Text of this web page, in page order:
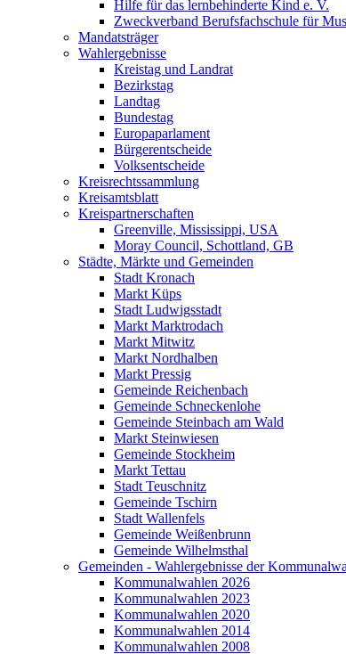
Hilfe für das lernbehinderte Kind e. V.
Zweckverband Berufsfachschule für
Mandatsträger
Wahlergebnisse
Kreistag und Landrat
Bezirkstag
Landtag
Bundestag
Europaparlament
Bürgerentscheide
Volksentscheide
Kreisrechtssammlung
Kreisamtsblatt
Kreispartnerschaften
Greenville, Mississippi, USA
Moray Council, Schottland, GB
Städte, Märkte und Gemeinden
Stadt Kronach
Markt Küps
Stadt Ludwigsstadt
Markt Marktrodach
Markt Mitwitz
Markt Nordhalben
Markt Pressig
Gemeinde Reichenbach
Gemeinde Schneckenlohe
Gemeinde Steinbach am Wald
Markt Steinwiesen
Gemeinde Stockheim
Markt Tettau
Stadt Teuschnitz
Gemeinde Tschirn
Stadt Wallenfels
Gemeinde Weißenbrunn
Gemeinde Wilhelmsthal
Gemeinden - Wahlergebnisse der
Kommunalwahlen 2026
Kommunalwahlen 2023
Kommunalwahlen 2020
Kommunalwahlen 2014
Kommunalwahlen 2008